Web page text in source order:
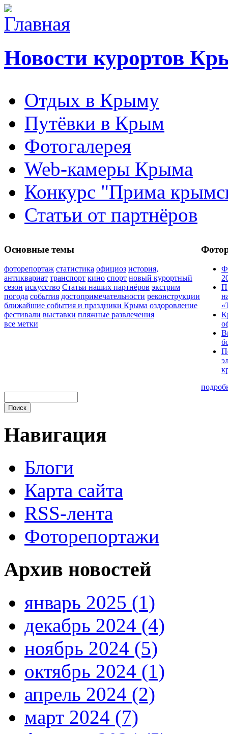
Новости курортов
Отдых в Крыму
Путёвки в Крым
Фотогалерея
Web-камеры Крыма
Конкурс "Прима
Статьи от партнёров
Основные темы
фоторепортаж статистика официоз история,
антиквариат транспорт кино спорт новый курортный
сезон искусство Статьи наших партнёров экстрим
погода события достопримечательности реконструкции
ближайшие события и праздники Крыма оздоровление
фестивали выставки пляжные развлечения
все метки
Навигация
Блоги
Карта сайта
RSS-лента
Фоторепортажи
Архив новостей
январь 2025 (1)
декабрь 2024 (4)
ноябрь 2024 (5)
октябрь 2024 (1)
апрель 2024 (2)
март 2024 (7)